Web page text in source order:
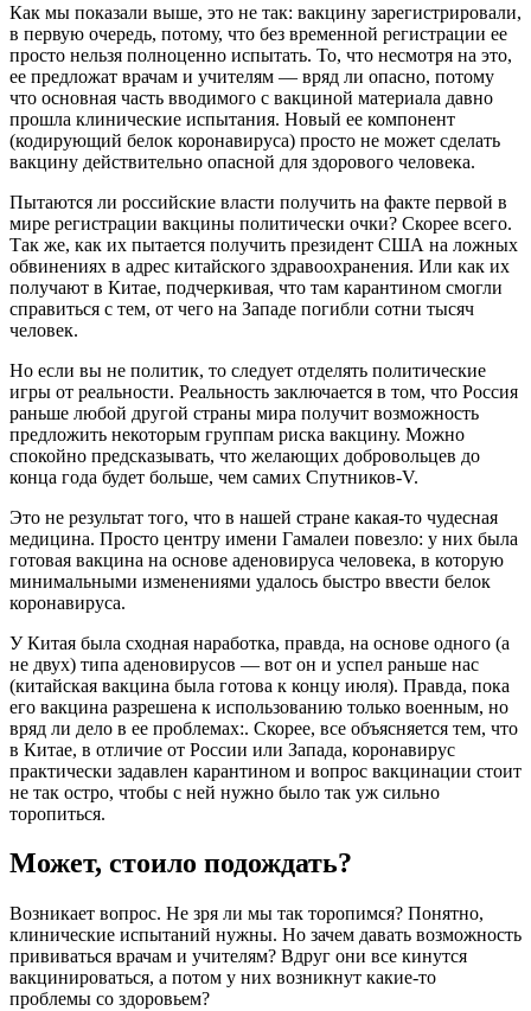
Как мы показали выше, это не так: вакцину зарегистрировали,
в первую очередь, потому, что без временной регистрации ее
просто нельзя полноценно испытать. То, что несмотря на это,
ее предложат врачам и учителям — вряд ли опасно, потому
что основная часть вводимого с вакциной материала давно
прошла клинические испытания. Новый ее компонент
(кодирующий белок коронавируса) просто не может сделать
вакцину действительно опасной для здорового человека.
Пытаются ли российские власти получить на факте первой в
мире регистрации вакцины политически очки? Скорее всего.
Так же, как их пытается получить президент США на ложных
обвинениях в адрес китайского здравоохранения. Или как их
получают в Китае, подчеркивая, что там карантином смогли
справиться с тем, от чего на Западе погибли сотни тысяч
человек.
Но если вы не политик, то следует отделять политические
игры от реальности. Реальность заключается в том, что Россия
раньше любой другой страны мира получит возможность
предложить некоторым группам риска вакцину. Можно
спокойно предсказывать, что желающих добровольцев до
конца года будет больше, чем самих Спутников-V.
Это не результат того, что в нашей стране какая-то чудесная
медицина. Просто центру имени Гамалеи повезло: у них была
готовая вакцина на основе аденовируса человека, в которую
минимальными изменениями удалось быстро ввести белок
коронавируса.
У Китая была сходная наработка, правда, на основе одного (а
не двух) типа аденовирусов — вот он и успел раньше нас
(китайская вакцина была готова к концу июля). Правда, пока
его вакцина разрешена к использованию только военным, но
вряд ли дело в ее проблемах:. Скорее, все объясняется тем, что
в Китае, в отличие от России или Запада, коронавирус
практически задавлен карантином и вопрос вакцинации стоит
не так остро, чтобы с ней нужно было так уж сильно
торопиться.
Может, стоило подождать?
Возникает вопрос. Не зря ли мы так торопимся? Понятно,
клинические испытаний нужны. Но зачем давать возможность
прививаться врачам и учителям? Вдруг они все кинутся
вакцинироваться, а потом у них возникнут какие-то
проблемы со здоровьем?